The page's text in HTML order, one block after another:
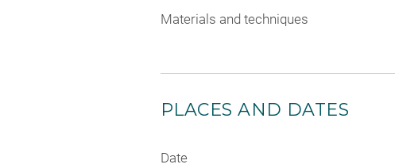
Materials and techniques
PLACES AND DATES
Date